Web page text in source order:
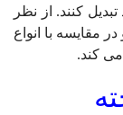
کنند. از نظر
مقایسه با انواع
کند.